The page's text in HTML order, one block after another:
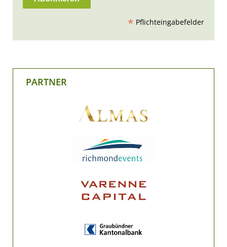
* Pflichteingabefelder
PARTNER